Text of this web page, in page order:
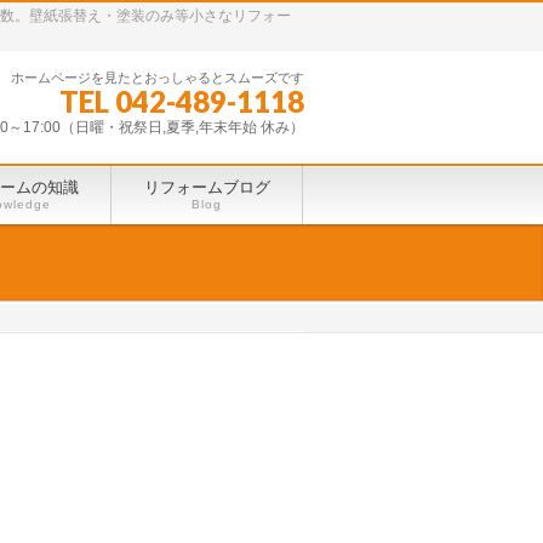
。壁紙張替え・塗装のみ等小さなリフォー
ホームページを見たとおっしゃるとスムーズです
TEL 042-489-1118
～17:00（日曜・祝祭日,夏季,年末年始 休み）
ムの知識 リフォームブログ
Blog